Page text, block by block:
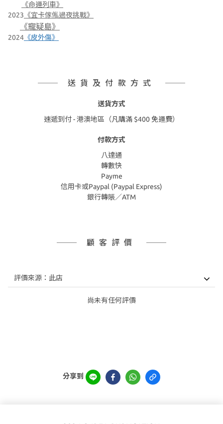
《命運列車》
2023 《宜卡傢俬過夜挑戰》
《寵疑島》
2024 《皮外傷》
送貨及付款方式
送貨方式
速遞到付 - 港澳地區（凡購滿 $400 免運費）
付款方式
八達通
轉數快
Payme
信用卡或Paypal (Paypal Express)
銀行轉賬／ATM
顧客評價
尚未有任何評價
分享到